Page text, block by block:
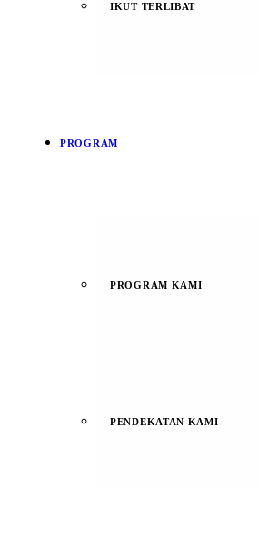
IKUT TERLIBAT
PROGRAM
PROGRAM KAMI
PENDEKATAN KAMI